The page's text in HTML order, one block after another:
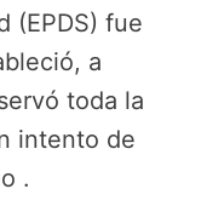
(EPDS) fue
a
toda la
intento de
.